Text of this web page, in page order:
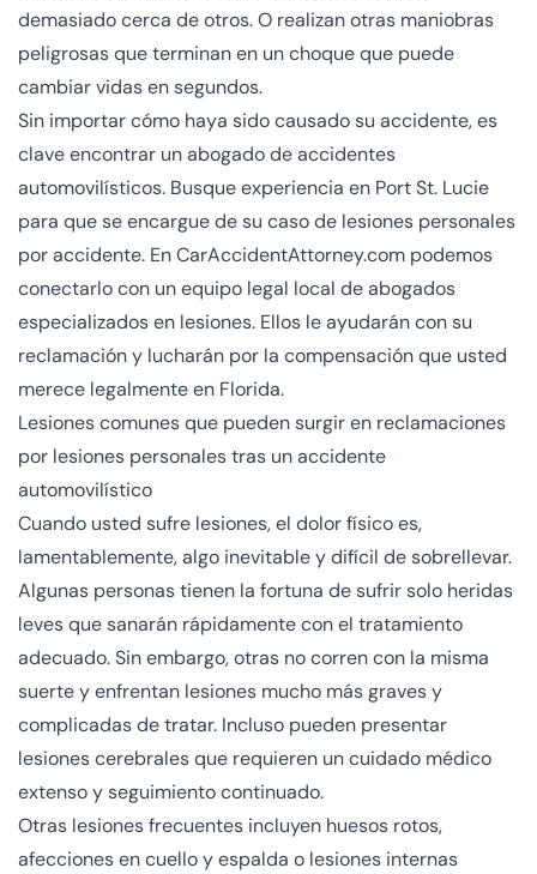
demasiado cerca de otros. O realizan otras maniobras
peligrosas que terminan en un choque que puede
cambiar vidas en segundos.
Sin importar cómo haya sido causado su accidente, es
clave encontrar un abogado de accidentes
automovilísticos. Busque experiencia en Port St. Lucie
para que se encargue de su caso de lesiones personales
por accidente. En CarAccidentAttorney.com podemos
conectarlo con unequipo legal local de abogados
especializados en lesiones. Ellos le ayudarán con su
reclamación y lucharán por la compensación que usted
merece legalmente en Florida.
Lesiones comunes que pueden surgir en reclamaciones
por lesiones personales tras un accidente
automovilístico
Cuando usted sufre lesiones, el dolor físico es,
lamentablemente, algo inevitable y difícil de sobrellevar.
Algunas personas tienen la fortuna de sufrir solo heridas
leves que sanarán rápidamente con el tratamiento
adecuado. Sin embargo, otras no corren con la misma
suerte y enfrentan lesiones mucho más graves y
complicadas de tratar. Incluso pueden presentar
lesiones cerebrales que requieren un cuidado médico
extenso y seguimiento continuado.
Otras lesiones frecuentes incluyen huesos rotos,
afecciones en cuello y espalda o lesiones internas